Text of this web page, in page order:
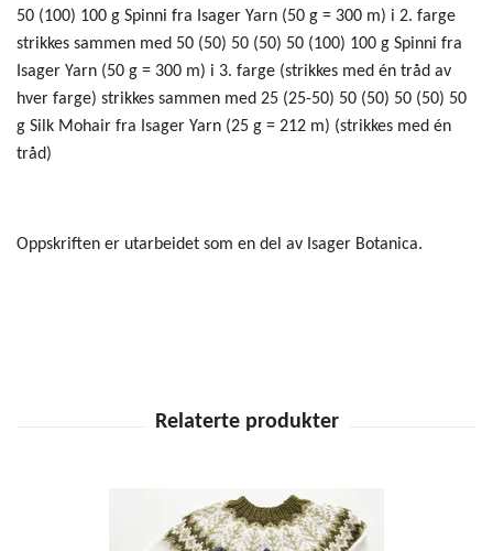
50 (100) 100 g Spinni fra Isager Yarn (50 g = 300 m) i 2. farge
strikkes sammen med 50 (50) 50 (50) 50 (100) 100 g Spinni fra
Isager Yarn (50 g = 300 m) i 3. farge (strikkes med én tråd av
hver farge) strikkes sammen med 25 (25-50) 50 (50) 50 (50) 50
g Silk Mohair fra Isager Yarn (25 g = 212 m) (strikkes med én
tråd)
Oppskriften er utarbeidet som en del av Isager Botanica.